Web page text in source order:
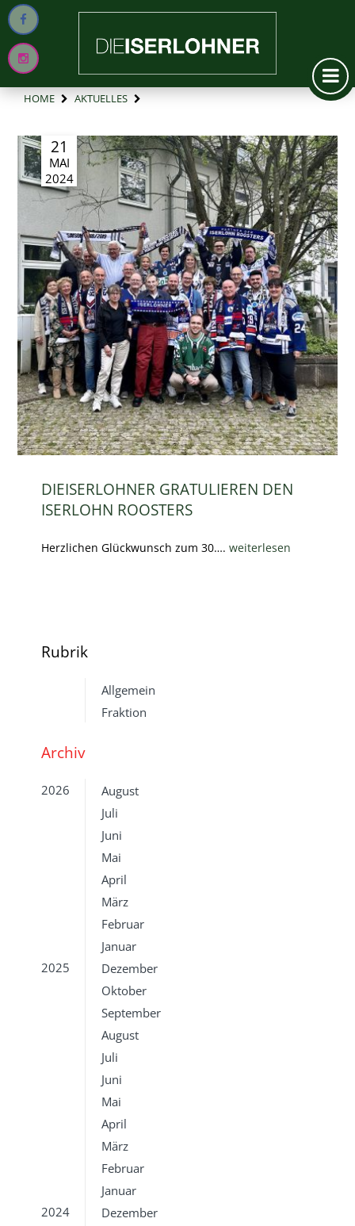
HOME AKTUELLES
21
MAI
2024
DIEISERLOHNER GRATULIEREN DEN
ISERLOHN ROOSTERS
Herzlichen Glückwunsch zum 30….weiterlesen
Rubrik
Allgemein
Fraktion
Archiv
2026
August
Juli
Juni
Mai
April
März
Februar
Januar
2025
Dezember
Oktober
September
August
Juli
Juni
Mai
April
März
Februar
Januar
2024
Dezember